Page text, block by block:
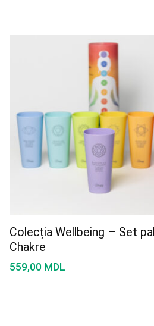
Colecția Wellbeing – Set
Chakre
559,00 MDL